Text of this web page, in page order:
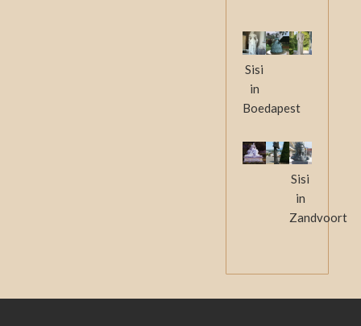
Sisi
in
Boedapest
Sisi
in
Zandvoort